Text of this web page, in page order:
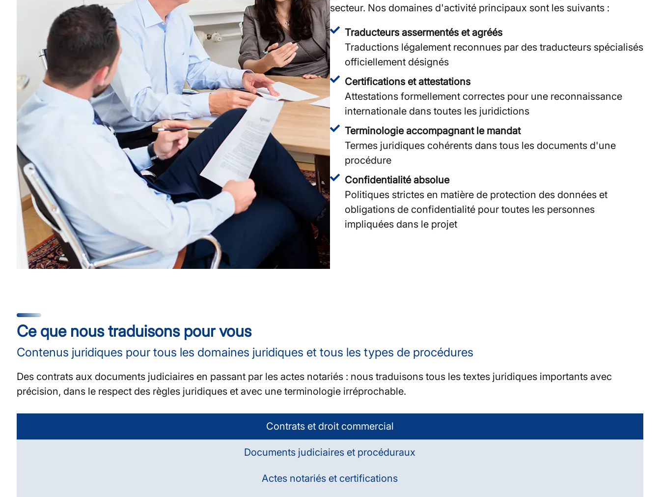
secteur. Nos domaines d'activité principaux sont les suivants :
Traducteurs assermentés et agréés
Traductions légalement reconnues par des traducteurs spécialisés
officiellement désignés
Certifications et attestations
Attestations formellement correctes pour une reconnaissance
internationale dans toutes les juridictions
Terminologie accompagnant le mandat
Termes juridiques cohérents dans tous les documents d'une
procédure
Confidentialité absolue
Politiques strictes en matière de protection des données et
obligations de confidentialité pour toutes les personnes
impliquées dans le projet
Ce que nous traduisons pour vous
Contenus juridiques pour tous les domaines juridiques et tous les types de procédures
Des contrats aux documents judiciaires en passant par les actes notariés : nous traduisons tous les textes juridiques importants avec
précision, dans le respect des règles juridiques et avec une terminologie irréprochable.
Contrats et droit commercial
Documents judiciaires et procéduraux
Actes notariés et certifications